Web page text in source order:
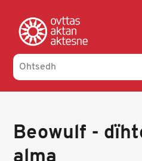
main
content
Beowulf -